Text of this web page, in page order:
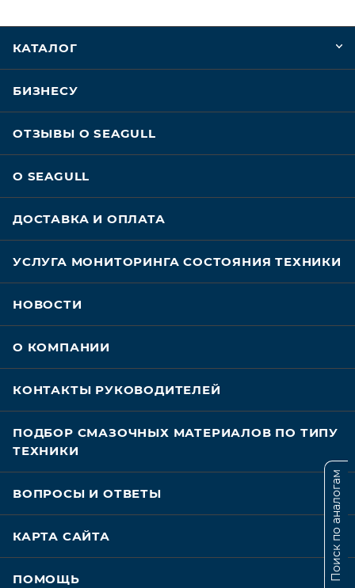
КАТАЛОГ
БИЗНЕСУ
ОТЗЫВЫ О SEAGULL
О SEAGULL
ДОСТАВКА И ОПЛАТА
УСЛУГА МОНИТОРИНГА СОСТОЯНИЯ ТЕХНИКИ
НОВОСТИ
О КОМПАНИИ
КОНТАКТЫ РУКОВОДИТЕЛЕЙ
ПОДБОР СМАЗОЧНЫХ МАТЕРИАЛОВ ПО ТИПУ
ТЕХНИКИ
ВОПРОСЫ И ОТВЕТЫ
КАРТА САЙТА
ПОМОЩЬ Поиск по аналогам